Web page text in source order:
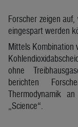
Forscher zeigen
eingespart werden
Mittels Kombination
ohne
berichten
Thermodynamik
„Science“.